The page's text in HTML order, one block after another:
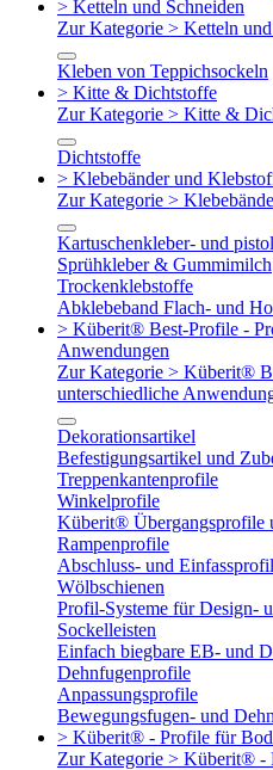
> Ketteln und Schneiden
Zur Kategorie > Ketteln
Kleben von Teppichsockeln
> Kitte & Dichtstoffe
Zur Kategorie > Kitte &
Dichtstoffe
> Klebebänder und
Zur Kategorie >
Kartuschenkleber- und
Sprühkleber & Gummimilch
Trockenklebstoffe
Abklebeband Flach- und
> Küberit® Best-Profile -
Anwendungen
Zur Kategorie > Küberit®
unterschiedliche
Dekorationsartikel
Befestigungsartikel und
Treppenkantenprofile
Winkelprofile
Küberit® Übergangsprofile
Rampenprofile
Abschluss- und
Wölbschienen
Profil-Systeme für Design-
Sockelleisten
Einfach biegbare EB- und
Dehnfugenprofile
Anpassungsprofile
Bewegungsfugen- und
> Küberit® - Profile für
Zur Kategorie > Küberit® -